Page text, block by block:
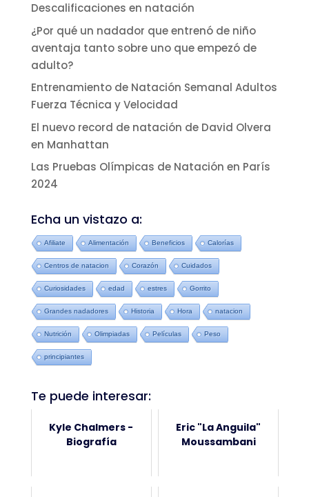
Descalificaciones en natación
¿Por qué un nadador que entrenó de niño
aventaja tanto sobre uno que empezó de
adulto?
Entrenamiento de Natación Semanal Adultos
Fuerza Técnica y Velocidad
El nuevo record de natación de David Olvera
en Manhattan
Las Pruebas Olímpicas de Natación en París
2024
Echa un vistazo a:
Afiliate Alimentación Beneficios Calorías
Centros de natacion Corazón Cuidados
Curiosidades edad estres Gorrito
Grandes nadadores Historia Hora natacion
Nutrición Olimpiadas Películas Peso
principiantes
Te puede interesar:
Kyle Chalmers -
Biografía
Eric "La Anguila"
Moussambani